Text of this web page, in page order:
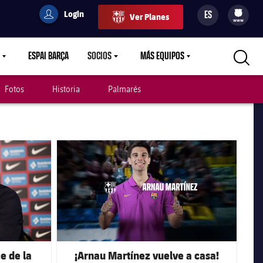
userCulers
Login Ver Planes ES
filled-badge
www
ESPAI BARÇA SOCIOSLABEL.ARIA.CARETDOWN
MÁS EQUIPOSLABEL.ARIA.CARETDOWN
Fotos Historia Palmarés
de la
FC Barcelona club badge
¡Arnau Martínez vuelve a casa!